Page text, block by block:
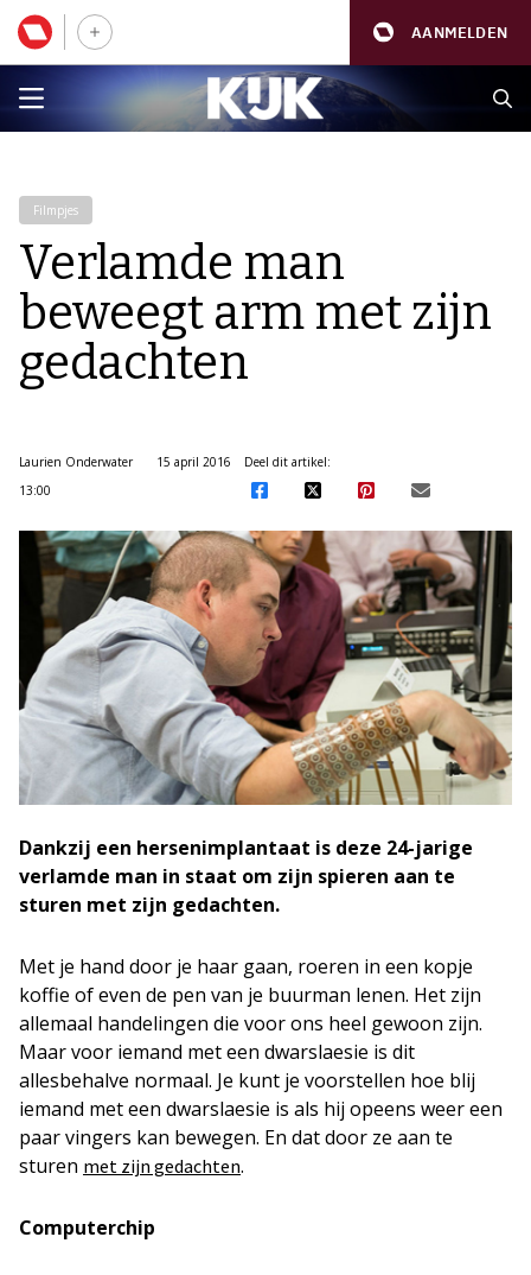
AANMELDEN
Filmpjes
Verlamde man
beweegt arm met zijn
gedachten
Laurien Onderwater
15 april 2016
13:00
Deel dit artikel:
Dankzij een hersenimplantaat is deze 24-jarige
verlamde man in staat om zijn spieren aan te
sturen met zijn gedachten.
Met je hand door je haar gaan, roeren in een kopje
koffie of even de pen van je buurman lenen. Het zijn
allemaal handelingen die voor ons heel gewoon zijn.
Maar voor iemand met een dwarslaesie is dit
allesbehalve normaal. Je kunt je voorstellen hoe blij
iemand met een dwarslaesie is als hij opeens weer een
paar vingers kan bewegen. En dat door ze aan te
sturen met zijn gedachten.
Computerchip